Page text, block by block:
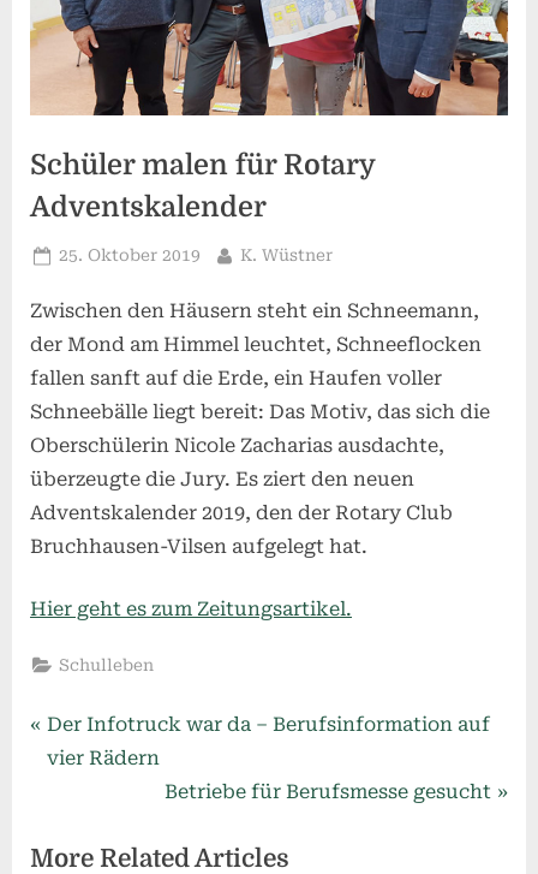
Schüler malen für Rotary
Adventskalender
Posted
25. Oktober 2019 By
K. Wüstner
Zwischen den Häusern steht ein Schneemann,
der Mond am Himmel leuchtet, Schneeflocken
fallen sanft auf die Erde, ein Haufen voller
Schneebälle liegt bereit: Das Motiv, das sich die
Oberschülerin Nicole Zacharias ausdachte,
überzeugte die Jury. Es ziert den neuen
Adventskalender 2019, den der Rotary Club
Bruchhausen-Vilsen aufgelegt hat.
Hier geht es zum Zeitungsartikel.
Schulleben
Beitragsnavigation
P
r
i
Der Infotruck war da – Berufsinformation auf
vier Rädern
N
x
Betriebe für Berufsmesse gesucht
More Related Articles